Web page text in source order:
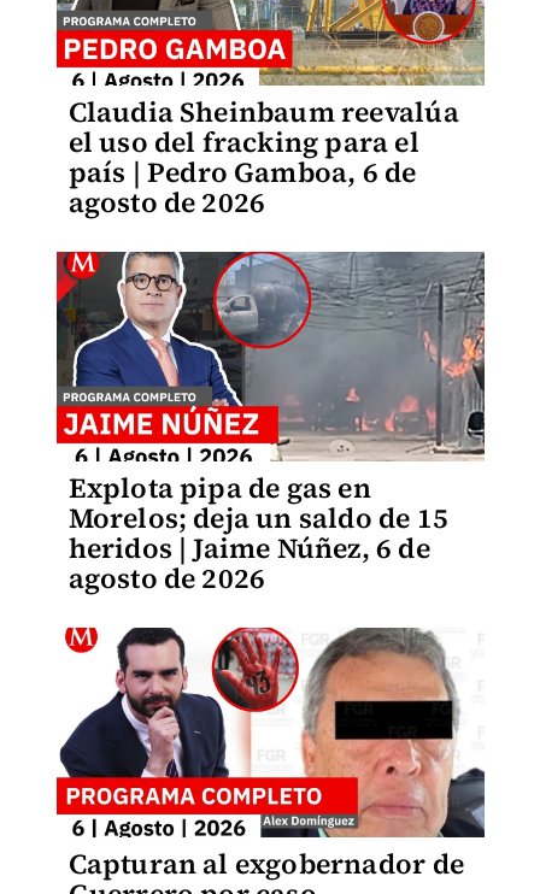
Claudia Sheinbaum reevalúa
el uso del fracking para el
país | Pedro Gamboa, 6 de
agosto de 2026
Explota pipa de gas en
Morelos; deja un saldo de 15
heridos | Jaime Núñez, 6 de
agosto de 2026
Capturan al exgobernador de